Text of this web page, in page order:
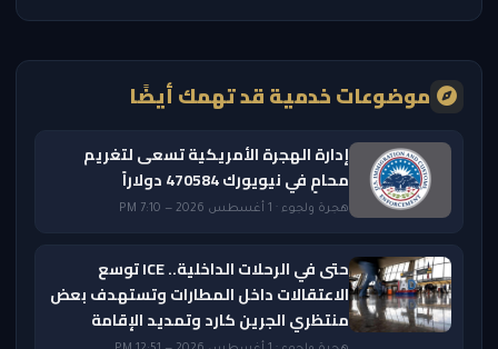
موضوعات خدمية قد تهمك أيضًا
إدارة الهجرة الأمريكية تسعى لتغريم
محامٍ في نيويورك 470584 دولاراً
هجرة ولجوء · 1 أغسطس 2026 — 7:10 PM
حتى في الرحلات الداخلية.. ICE توسع
الاعتقالات داخل المطارات وتستهدف بعض
منتظري الجرين كارد وتمديد الإقامة